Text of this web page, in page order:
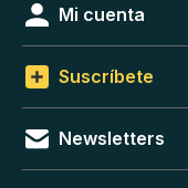
Mi cuenta
Suscríbete
Newsletters